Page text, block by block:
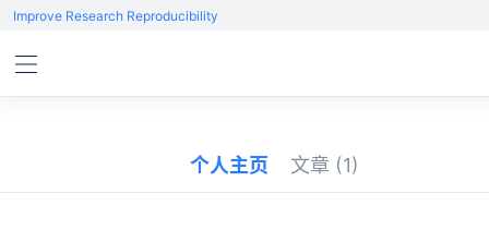
Improve Research Reproducibility
个人主页 文章 (1)